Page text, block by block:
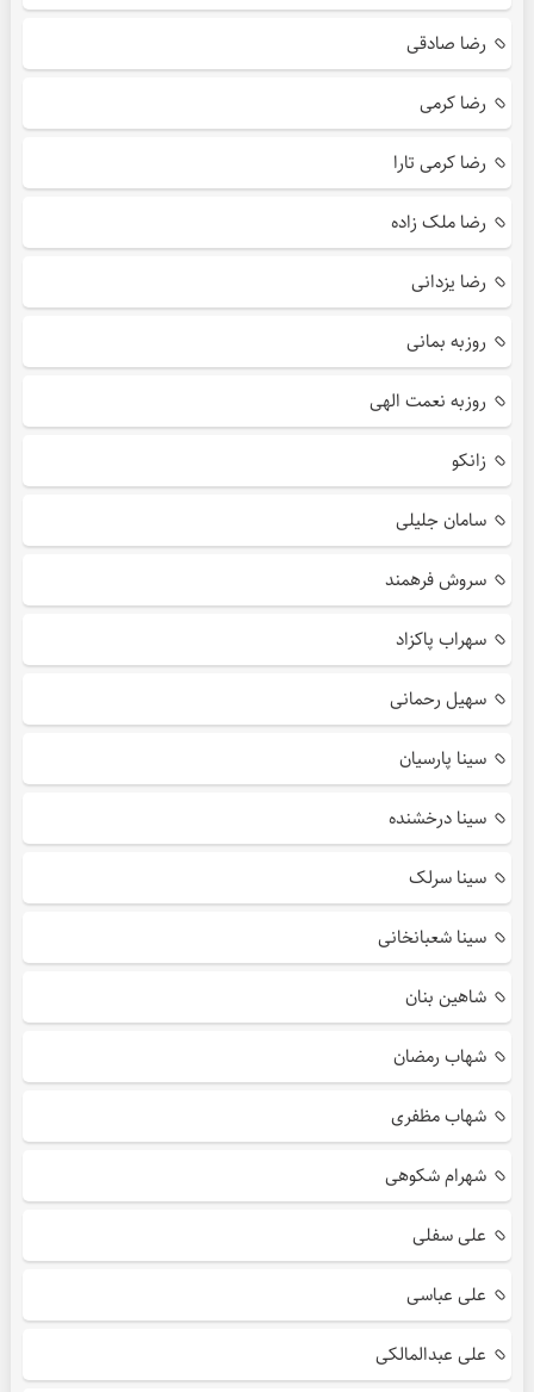
رضا صادقی
رضا کرمی
رضا کرمی تارا
رضا ملک زاده
رضا یزدانی
روزبه بمانی
روزبه نعمت الهی
زانکو
سامان جلیلی
سروش فرهمند
سهراب پاکزاد
سهیل رحمانی
سینا پارسیان
سینا درخشنده
سینا سرلک
سینا شعبانخانی
شاهین بنان
شهاب رمضان
شهاب مظفری
شهرام شکوهی
علی سفلی
علی عباسی
علی عبدالمالکی